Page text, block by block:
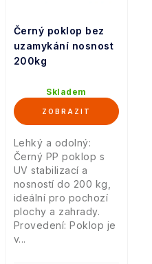
Černý poklop bez
uzamykání nosnost
200kg
Skladem
Lehký a odolný:
Černý PP poklop s
UV stabilizací a
nosností do 200 kg,
ideální pro pochozí
plochy a zahrady.
Provedení: Poklop je
v...